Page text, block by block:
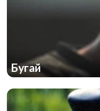
Бугай